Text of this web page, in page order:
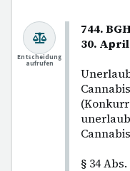
744.
30. April
§ 34
Entscheidung
aufrufen